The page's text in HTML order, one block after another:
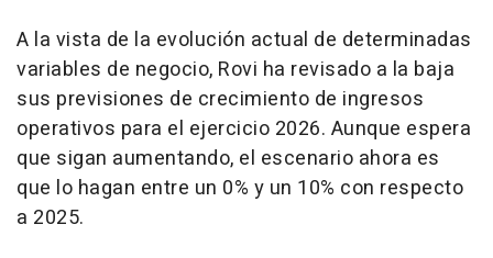
A la vista de la evolución actual de determinadas
variables de negocio, Rovi ha revisado a la baja
sus previsiones de crecimiento de ingresos
operativos para el ejercicio 2026. Aunque espera
que sigan aumentando, el escenario ahora es
que lo hagan entre un 0% y un 10% con respecto
a 2025.